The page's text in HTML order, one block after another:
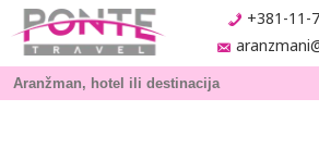
+381-11-